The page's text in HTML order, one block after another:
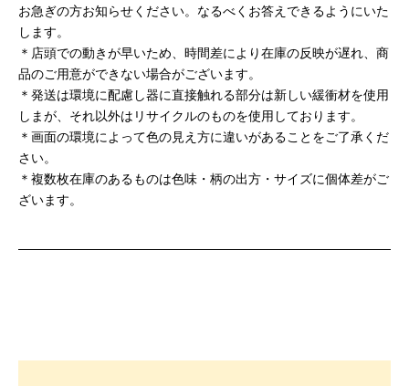
お急ぎの方お知らせください。なるべくお答えできるようにいた
します。
＊店頭での動きが早いため、時間差により在庫の反映が遅れ、商
品のご用意ができない場合がございます。
＊発送は環境に配慮し器に直接触れる部分は新しい緩衝材を使用
しまが、それ以外はリサイクルのものを使用しております。
＊画面の環境によって色の見え方に違いがあることをご了承くだ
さい。
＊複数枚在庫のあるものは色味・柄の出方・サイズに個体差がご
ざいます。